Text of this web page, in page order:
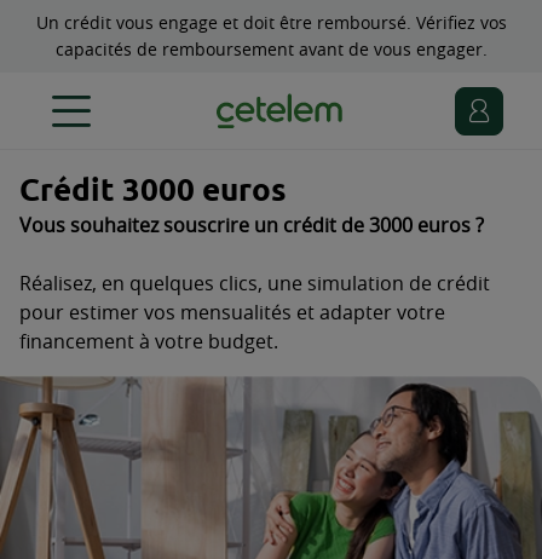
Un crédit vous engage et doit être remboursé. Vérifiez vos
capacités de remboursement avant de vous engager.
Crédit 3000 euros
Vous souhaitez souscrire un crédit de 3000 euros ?
Réalisez, en quelques clics, une simulation de crédit
pour estimer vos mensualités et adapter votre
financement à votre budget.